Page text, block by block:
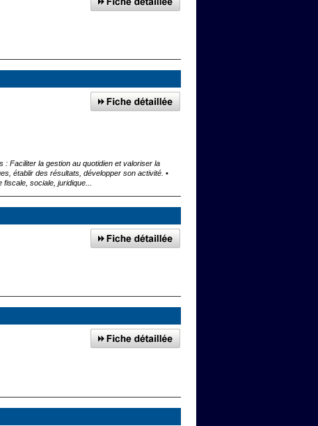
: Faciliter la gestion au quotidien et valoriser la
établir des résultats, développer son activité. •
sociale, juridique...